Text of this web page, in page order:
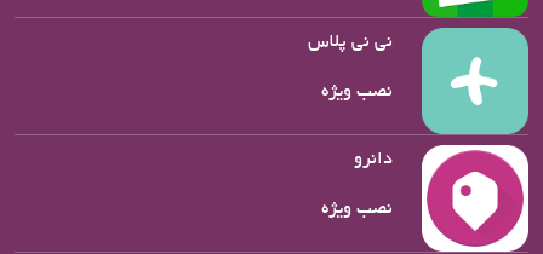
نی نی پلاس
نصب ویژه
دانرو
نصب ویژه